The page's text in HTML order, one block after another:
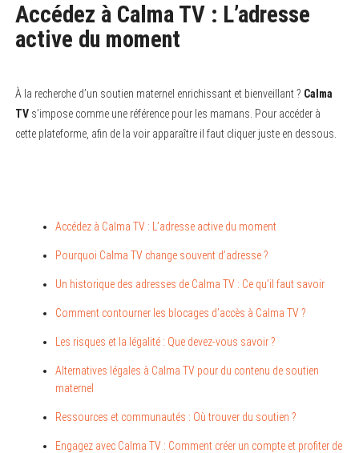
Accédez à Calma TV : L’adresse
active du moment
À la recherche d’un soutien maternel enrichissant et bienveillant ? Calma
TV s’impose comme une référence pour les mamans. Pour accéder à
cette plateforme, afin de la voir apparaître il faut cliquer juste en dessous.
Accédez à Calma TV : L’adresse active du moment
Pourquoi Calma TV change souvent d’adresse ?
Un historique des adresses de Calma TV : Ce qu’il faut savoir
Comment contourner les blocages d’accès à Calma TV ?
Les risques et la légalité : Que devez-vous savoir ?
Alternatives légales à Calma TV pour du contenu de soutien
maternel
Ressources et communautés : Où trouver du soutien ?
Engagez avec Calma TV : Comment créer un compte et profiter de